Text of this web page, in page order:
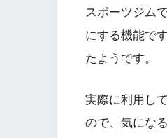
スポーツジム
にする機能で
たようです。
実際に利用し
ので、気にな